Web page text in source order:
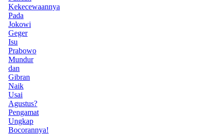
Kekecewaannya
Pada
Jokowi
Geger
Isu
Prabowo
Mundur
dan
Gibran
Naik
Usai
Agustus?
Pengamat
Ungkap
Bocorannya!